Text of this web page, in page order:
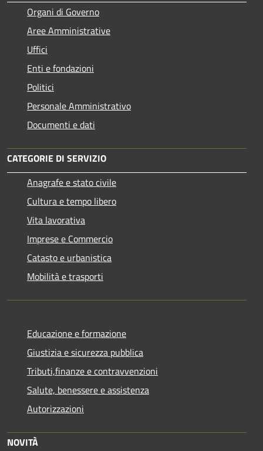
Organi di Governo
Aree Amministrative
Uffici
Enti e fondazioni
Politici
Personale Amministrativo
Documenti e dati
CATEGORIE DI SERVIZIO
Anagrafe e stato civile
Cultura e tempo libero
Vita lavorativa
Imprese e Commercio
Catasto e urbanistica
Mobilità e trasporti
Educazione e formazione
Giustizia e sicurezza pubblica
Tributi,finanze e contravvenzioni
Salute, benessere e assistenza
Autorizzazioni
NOVITÀ